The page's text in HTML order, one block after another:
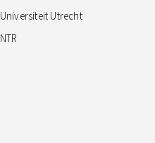
Universiteit Utrecht
NTR